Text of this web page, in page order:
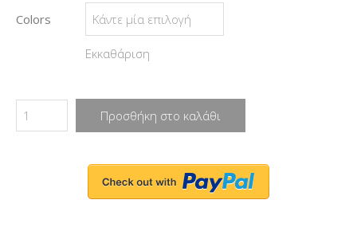
Colors
Εκκαθάριση
Προσθήκη στο καλάθι